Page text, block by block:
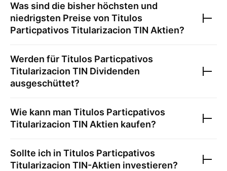
Was sind die bisher höchsten und
niedrigsten Preise von Titulos
Particpativos Titularizacion TIN Aktien?
Werden fürTitulos Particpativos
Titularizacion TIN Dividenden
ausgeschüttet?
Wie kann man Titulos Particpativos
Titularizacion TIN Aktien kaufen?
Sollte ich in Titulos Particpativos
Titularizacion TIN-Aktien investieren?